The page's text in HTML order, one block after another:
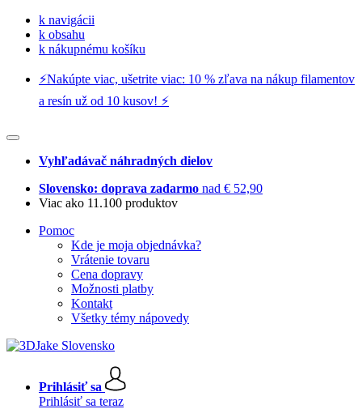
k navigácii
k obsahu
k nákupnému košíku
⚡️Nakúpte viac, ušetrite viac: 10 % zľava na nákup filamentov
a resín už od 10 kusov! ⚡️
Vyhľadávač náhradných dielov
Slovensko: doprava zadarmo nad € 52,90
Viac ako 11.100 produktov
Pomoc
Kde je moja objednávka?
Vrátenie tovaru
Cena dopravy
Možnosti platby
Kontakt
Všetky témy nápovedy
Prihlásiť sa
Prihlásiť sa teraz